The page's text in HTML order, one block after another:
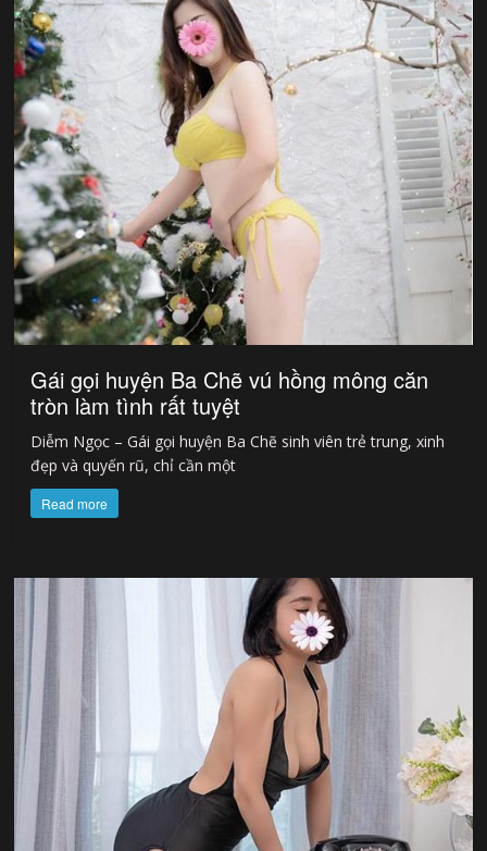
Gái gọi huyện Ba Chẽ vú hồng mông căn
tròn làm tình rất tuyệt
Diễm Ngọc – Gái gọi huyện Ba Chẽ sinh viên trẻ trung, xinh
đẹp và quyến rũ, chỉ cần một
Read more